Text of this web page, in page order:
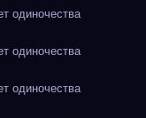
одиночества
одиночества
одиночества